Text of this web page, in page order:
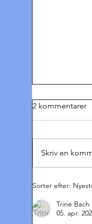
Hvad siger
2 kommentarer
Skriv en
Sorter efter:
Trine Bach
05. apr.